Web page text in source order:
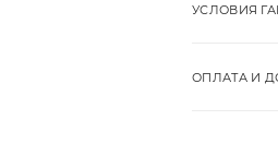
УСЛОВИЯ
ОПЛАТА И